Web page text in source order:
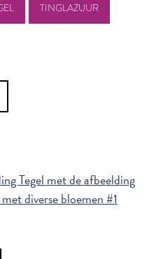
TINGLAZUUR
Tegel met de afbeelding
diverse bloemen #1